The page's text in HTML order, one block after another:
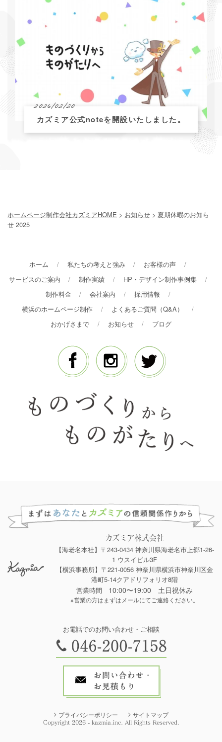
2026/02/20
カズミア公式noteを開設いたしました。
ホームページ制作会社カズミアHOME > お知らせ > 夏期休暇のお知ら
せ 2025
ホーム 私たちの考えと強み
お客様の声
サービスのご案内
制作実績
HP・デザイン制作事例集
制作料金
会社案内
採用情報
横浜のホームページ制作
よくあるご質問（Q&A）
おかげさまで
お知らせ ブログ
カズミア株式会社
【海老名本社】〒243-0434 神奈川県海老名市上郷1-26-
1 ウスイビル3F
【横浜事務所】〒221-0056 神奈川県横浜市神奈川区金
港町5-14クアドリフォリオ8階
営業時間 10:00〜19:00 土日祝休み
※営業の方はまずはメールにてご連絡ください。
お電話でのお問い合わせ・ご相談
プライバシーポリシー サイトマップ
Copyright 2026 - kazmia.inc. All Rights Reserved.